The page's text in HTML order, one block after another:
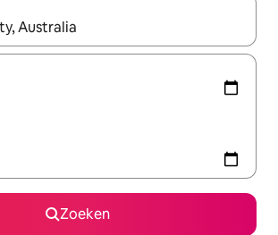
beschikbaar zijn, maak je een keuze
Zoeken